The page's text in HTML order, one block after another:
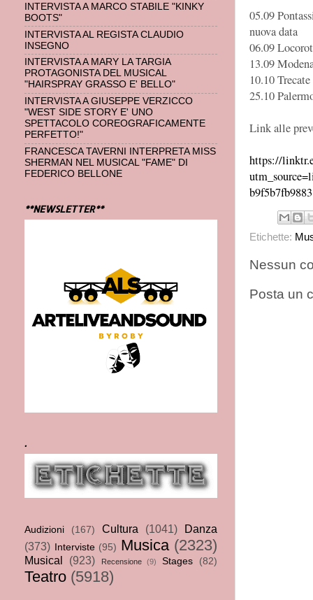
05.09
nuova data
06.09
13.09
10.10
25.10
Link alle
https://
b9f5b7fb9883
Etichette:
Nessun
Posta un
INTERVISTA A MARCO STABILE "KINKY
BOOTS"
INTERVISTA AL REGISTA CLAUDIO
INSEGNO
INTERVISTA A MARY LA TARGIA
PROTAGONISTA DEL MUSICAL
"HAIRSPRAY GRASSO E' BELLO"
INTERVISTA A GIUSEPPE VERZICCO
"WEST SIDE STORY E' UNO
SPETTACOLO COREOGRAFICAMENTE
PERFETTO!"
FRANCESCA TAVERNI INTERPRETA MISS
SHERMAN NEL MUSICAL "FAME" DI
FEDERICO BELLONE
**NEWSLETTER**
.
Audizioni (167) Cultura (1041)
Danza
(373)
Interviste (95) Musica (2323)
Musical (923) Recensione (9) Stages (82)
Teatro (5918)